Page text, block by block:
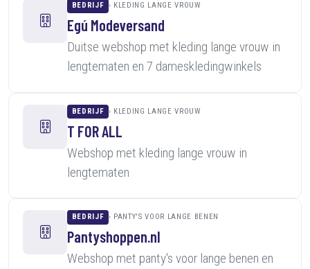
BEDRIJF KLEDING LANGE VROUW
Egú Modeversand
Duitse webshop met kleding lange vrouw in
lengtematen en 7 dameskledingwinkels
BEDRIJF KLEDING LANGE VROUW
T FOR ALL
Webshop met kleding lange vrouw in
lengtematen
BEDRIJF PANTY'S VOOR LANGE BENEN
Pantyshoppen.nl
Webshop met panty's voor lange benen en